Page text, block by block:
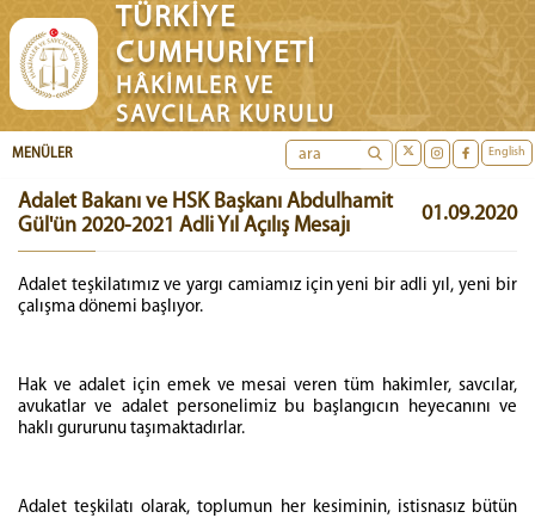
TÜRKİYE
CUMHURİYETİ
HÂKİMLER VE
SAVCILAR KURULU
English
MENÜLER
Adalet Bakanı ve HSK Başkanı Abdulhamit
Gül'ün 2020-2021 Adli Yıl Açılış Mesajı
01.09.2020
Adalet teşkilatımız ve yargı camiamız için yeni bir adli yıl, yeni bir
çalışma dönemi başlıyor.
Hak ve adalet için emek ve mesai veren tüm hakimler, savcılar,
avukatlar ve adalet personelimiz bu başlangıcın heyecanını ve
haklı gururunu taşımaktadırlar.
Adalet teşkilatı olarak, toplumun her kesiminin, istisnasız bütün